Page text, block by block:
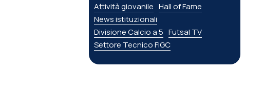
Attività giovanile Hall of Fame
News istituzionali
Divisione Calcio a 5 Futsal TV
Settore Tecnico FIGC